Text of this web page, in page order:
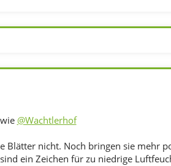
@Wachtlerhof
Blätter nicht. Noch bringen sie mehr
ein Zeichen für zu niedrige